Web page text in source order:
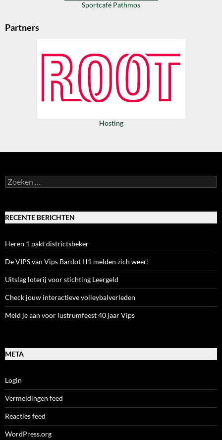
Sportcafé Pathmos
Partners
Hosting
Zoeken
naar:
RECENTE BERICHTEN
Heren 1 pakt districtsbeker
De VIPS van Vips Bardot H1 melden zich weer!
Uitslag loterij voor stichting Leergeld
Check jouw interactieve volleybalverleden
Meld je aan voor lustrumfeest 40 jaar Vips
META
Login
Vermeldingen feed
Reacties feed
WordPress.org